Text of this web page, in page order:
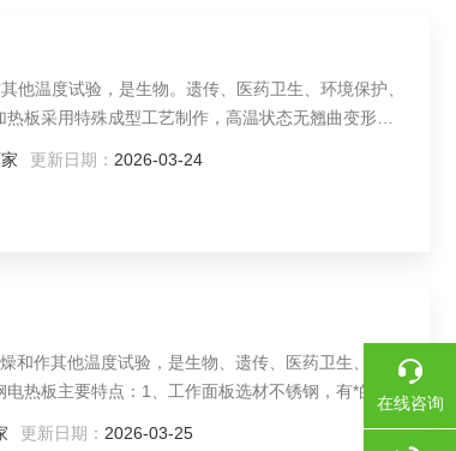
他温度试验，是生物。遗传、医药卫生、环境保护、
板采用特殊成型工艺制作，高温状态无翘曲变形，
更新日期： 2026-03-24
和作其他温度试验，是生物、遗传、医药卫生、环
热板主要特点：1、工作面板选材不锈钢，有*的抗
更新日期： 2026-03-25
在线咨询